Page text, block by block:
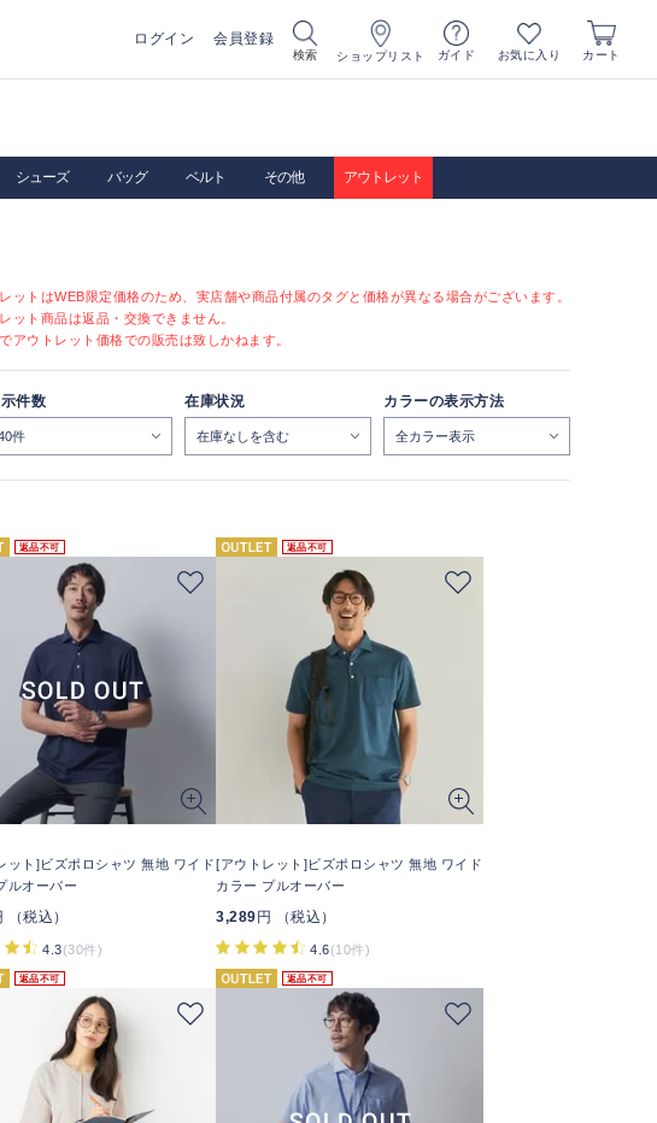
ログイン 会員登録
検索 ショップリスト ガイド お気に入り カート
シューズ バッグ ベルト その他 アウトレット
ットはWEB限定価格のため、実店舗や商品付属のタグと価格が異なる場合がございます。
ット商品は返品・交換できません。
アウトレット価格での販売は致しかねます。
件数 在庫状況 カラーの表示方法
返品不可
ット]ビズポロシャツ 無地 ワイド
ルオーバー
（税込）
4.3(30件)
返品不可
[アウトレット]ビズポロシャツ 無地 ワイド
カラー プルオーバー
3,289 円 （税込）
4.6(10件)
返品不可 返品不可